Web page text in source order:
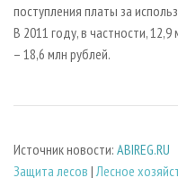
поступления платы за
В 2011 году, в частности,
– 18,6 млн рублей.
Источник новости: ABIREG.RU
Защита лесов |Лесное